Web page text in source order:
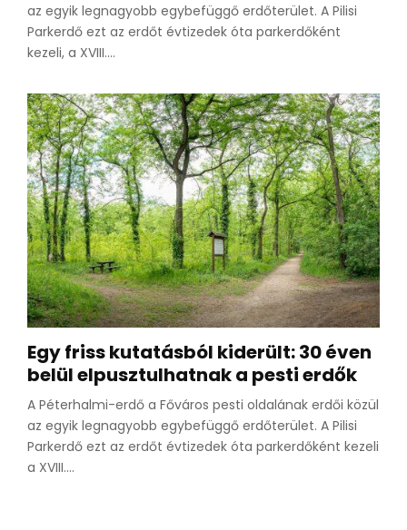
az egyik legnagyobb egybefüggő erdőterület. A Pilisi
Parkerdő ezt az erdőt évtizedek óta parkerdőként
kezeli, a XVIII....
Egy friss kutatásból kiderült: 30 éven
belül elpusztulhatnak a pesti erdők
A Péterhalmi-erdő a Főváros pesti oldalának erdői közül
az egyik legnagyobb egybefüggő erdőterület. A Pilisi
Parkerdő ezt az erdőt évtizedek óta parkerdőként kezeli
a XVIII....